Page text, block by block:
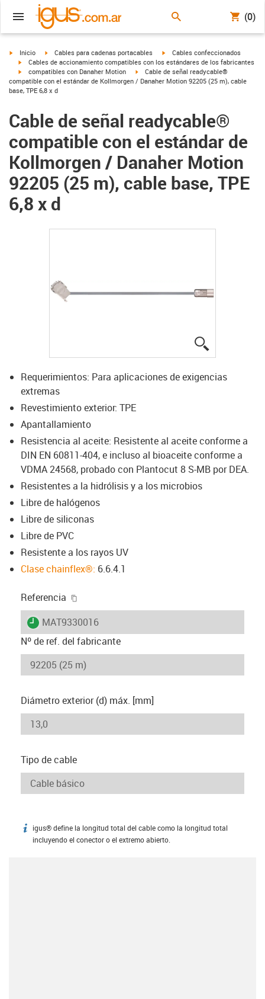
(0)
igus-icon-arrow-right
Inicio igus-icon-arrow-right
Cables para cadenas portacables igus-icon-arrow-right
Cables confeccionados
igus-icon-arrow-right
Cables de accionamiento compatibles con los estándares de los fabricantes
igus-icon-arrow-right
compatibles con Danaher Motion igus-icon-arrow-right
Cable de señal readycable®
compatible con el estándar de Kollmorgen / Danaher Motion 92205 (25 m), cable
base, TPE 6,8 x d
Cable de señal readycable®
compatible con el estándar de
Kollmorgen / Danaher Motion
92205 (25 m), cable base, TPE
6,8 x d
Requerimientos: Para aplicaciones de exigencias
extremas
Revestimiento exterior: TPE
Apantallamiento
Resistencia al aceite: Resistente al aceite conforme a
DIN EN 60811-404, e incluso al bioaceite conforme a
VDMA 24568, probado con Plantocut 8 S-MB por DEA.
Resistentes a la hidrólisis y a los microbios
Libre de halógenos
Libre de siliconas
Libre de PVC
Resistente a los rayos UV
Clase chainflex®: 6.6.4.1
Referencia
igus-icon-lieferzeit
MAT9330016
Nº de ref. del fabricante
Diámetro exterior (d) máx. [mm]
Tipo de cable
igus-icon-info
igus® define la longitud total del cable como la longitud total
incluyendo el conector o el extremo abierto.